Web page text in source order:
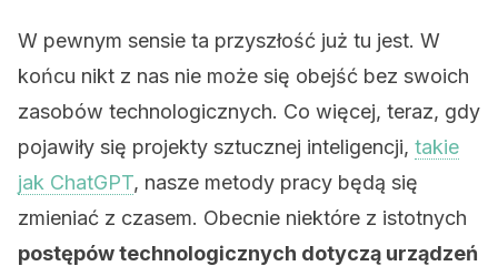
W pewnym sensie ta przyszłość już tu jest. W
końcu nikt z nas nie może się obejść bez swoich
zasobów technologicznych. Co więcej, teraz, gdy
pojawiły się projekty sztucznej inteligencji, takie
jak ChatGPT, nasze metody pracy będą się
zmieniać z czasem. Obecnie niektóre z istotnych
postępów technologicznych dotyczą urządzeń